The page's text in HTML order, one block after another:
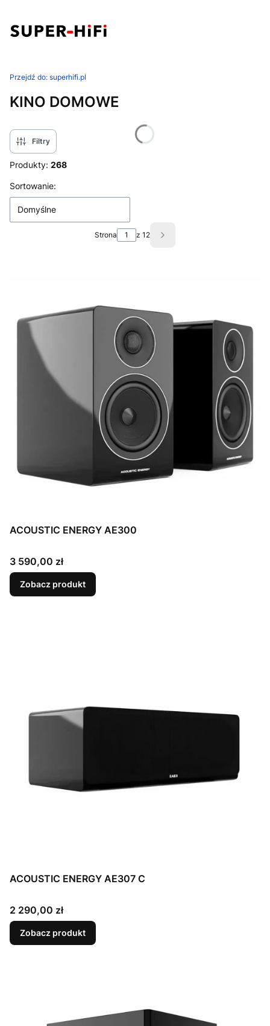
Przejdź do: superhifi.pl
KINO DOMOWE
Filtry
Produkty: 268
Lista produktów
Sortowanie:
Domyślne
Strona z 12 Następne produkty
ACOUSTIC ENERGY AE300
Cena
3 590,00 zł
Zobacz produkt
ACOUSTIC ENERGY AE307 C
Cena
2 290,00 zł
Zobacz produkt